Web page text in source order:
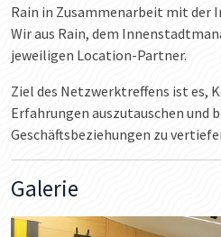
Rain in Zusammenarbeit mit der
Wir aus Rain, dem
jeweiligen Location-Partner.
Ziel des Netzwerktreffens ist es,
Erfahrungen auszutauschen und
Geschäftsbeziehungen zu
Galerie